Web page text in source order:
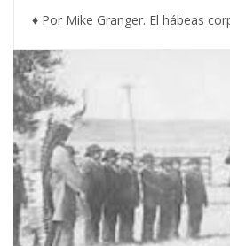
♦ Por Mike Granger. El hábeas